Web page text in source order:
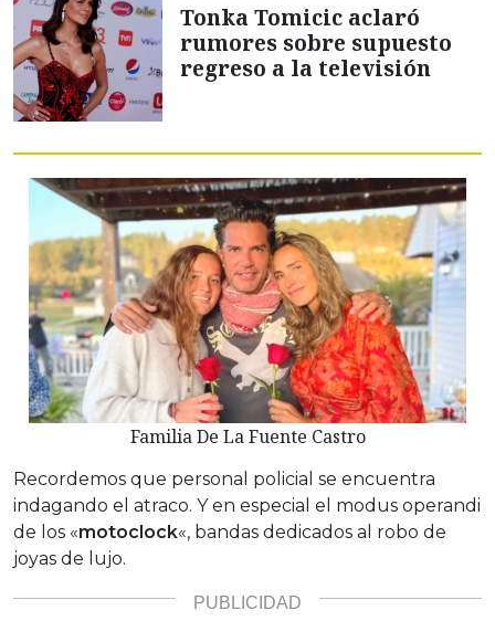
Tonka Tomicic aclaró
rumores sobre supuesto
regreso a la televisión
Familia De La Fuente Castro
Recordemos que personal policial se encuentra
indagando el atraco. Y en especial el modus operandi
de los «motoclock«, bandas dedicados al robo de
joyas de lujo.